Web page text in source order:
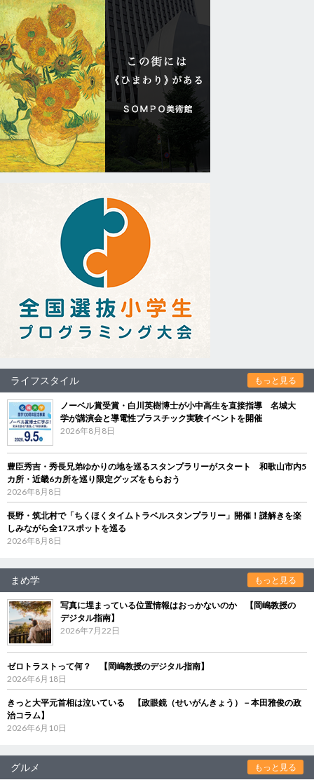
ライフスタイル もっと見る
ノーベル賞受賞・白川英樹博士が小中高生を直接指導 名城大
学が講演会と導電性プラスチック実験イベントを開催
2026年8月8日
豊臣秀吉・秀長兄弟ゆかりの地を巡るスタンプラリーがスタート 和歌山市内5
カ所・近畿6カ所を巡り限定グッズをもらおう
2026年8月8日
長野・筑北村で「ちくほくタイムトラベルスタンプラリー」開催！謎解きを楽
しみながら全17スポットを巡る
2026年8月8日
まめ学 もっと見る
写真に埋まっている位置情報はおっかないのか 【岡嶋教授の
デジタル指南】
2026年7月22日
ゼロトラストって何？ 【岡嶋教授のデジタル指南】
2026年6月18日
きっと大平元首相は泣いている 【政眼鏡（せいがんきょう）－本田雅俊の政
治コラム】
2026年6月10日
グルメ もっと見る